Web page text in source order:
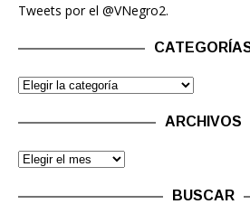
Tweets por el @VNegro2.
ARCHIVOS
BUSCAR